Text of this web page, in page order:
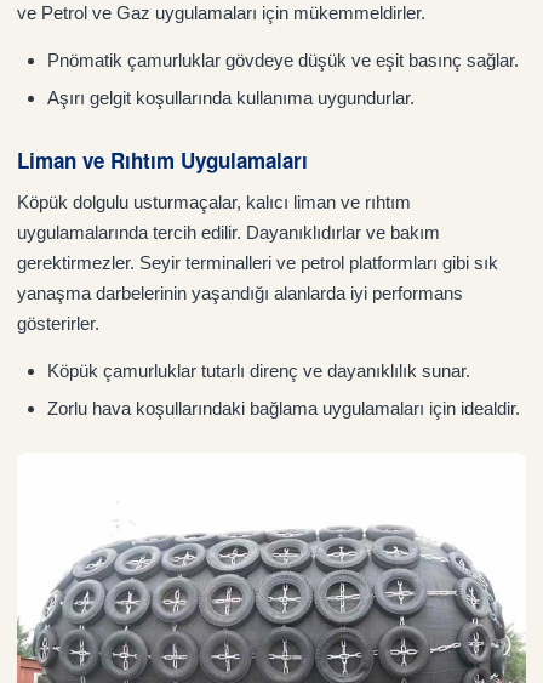
ve Petrol ve Gaz uygulamaları için mükemmeldirler.
Pnömatik çamurluklar gövdeye düşük ve eşit basınç sağlar.
Aşırı gelgit koşullarında kullanıma uygundurlar.
Liman ve Rıhtım Uygulamaları
Köpük dolgulu usturmaçalar, kalıcı liman ve rıhtım
uygulamalarında tercih edilir. Dayanıklıdırlar ve bakım
gerektirmezler. Seyir terminalleri ve petrol platformları gibi sık
yanaşma darbelerinin yaşandığı alanlarda iyi performans
gösterirler.
Köpük çamurluklar tutarlı direnç ve dayanıklılık sunar.
Zorlu hava koşullarındaki bağlama uygulamaları için idealdir.